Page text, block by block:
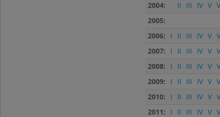
2004: II III IV V
2005:
2006:
I II III IV V
2007:
I II III IV V
2008:
I II III IV V
2009:
I II III IV V
2010:
I II III IV V
2011:
I II III IV V